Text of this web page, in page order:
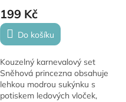
199 Kč
Do košíku
Kouzelný karnevalový set
Sněhová princezna obsahuje
lehkou modrou sukýnku s
potiskem ledových vloček,